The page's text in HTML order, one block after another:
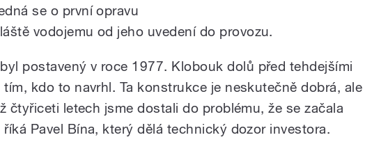
se o první opravu
vodojemu od jeho uvedení do provozu.
postavený v roce 1977. Klobouk dolů před tehdejšími
kdo to navrhl. Ta konstrukce je neskutečně dobrá, ale
čtyřiceti letech jsme dostali do problému, že se začala
říká Pavel Bína, který dělá technický dozor investora.